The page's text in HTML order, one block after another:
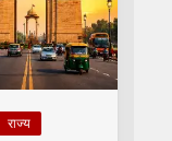
राज्य